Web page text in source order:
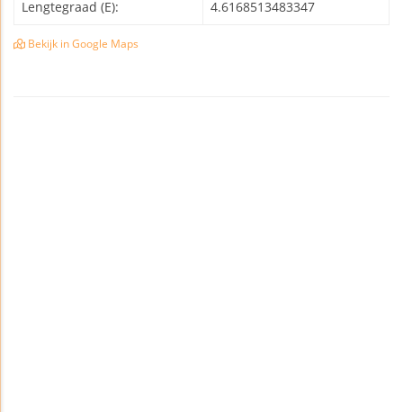
Lengtegraad (E): 4.6168513483347
Bekijk in Google Maps